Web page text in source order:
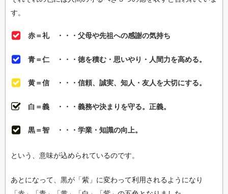
す。
赤＝礼 ・・・父母や先祖への感謝の気持ち
青＝仁 ・・・徳を積む・思いやり・人間力を高める。
黄＝信 ・・・信頼、誠実、知人・友人を大切にする。
白＝義 ・・・義務や決まりを守る。正義。
黒＝智 ・・・学業・知識の向上。
という、意味が込められているのです。
あとになって、黒が「紫」に変わって利用されるようになり